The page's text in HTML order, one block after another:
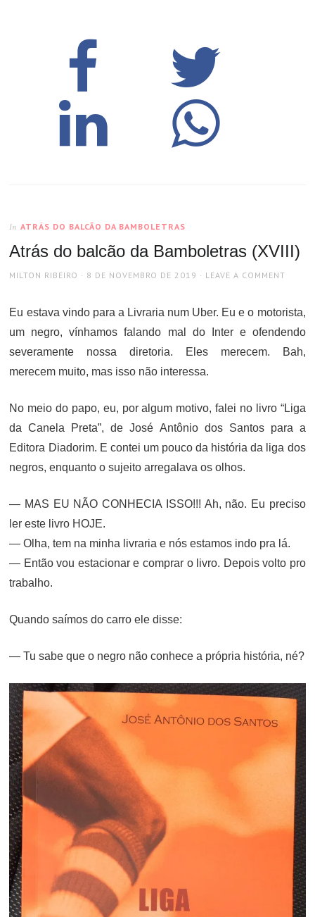
In ATRÁS DO BALCÃO DA BAMBOLETRAS
Atrás do balcão da Bamboletras (XVIII)
AUTHOR
MILTON RIBEIRO
POSTED
8 DE NOVEMBRO DE 2019 LEAVE A COMMENT
Eu estava vindo para a Livraria num Uber. Eu e o motorista,
um negro, vínhamos falando mal do Inter e ofendendo
severamente nossa diretoria. Eles merecem. Bah,
merecem muito, mas isso não interessa.
No meio do papo, eu, por algum motivo, falei no livro “Liga
da Canela Preta”, de José Antônio dos Santos para a
Editora Diadorim. E contei um pouco da história da liga dos
negros, enquanto o sujeito arregalava os olhos.
— MAS EU NÃO CONHECIA ISSO!!! Ah, não. Eu preciso
ler este livro HOJE.
— Olha, tem na minha livraria e nós estamos indo pra lá.
— Então vou estacionar e comprar o livro. Depois volto pro
trabalho.
Quando saímos do carro ele disse:
— Tu sabe que o negro não conhece a própria história, né?